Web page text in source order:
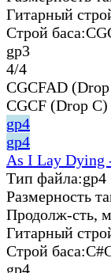
Гитарный
Строй баса:
gp3
4/4
CGCFAD
CGCF (Drop C)
gp4
gp4
As I Lay Dying
Тип файла:gp4
Размерность
Продолж-сть,
Гитарный
Строй баса:
gp4